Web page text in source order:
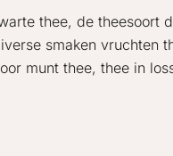
thee, de theesoort
smaken vruchten
munt thee, thee in